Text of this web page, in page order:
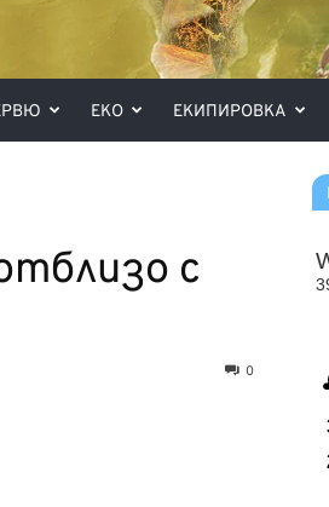
ЕКО ЕКИПИРОВКА
с
0